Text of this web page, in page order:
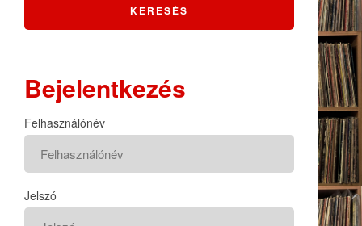
Bejelentkezés
Felhasználónév
Jelszó